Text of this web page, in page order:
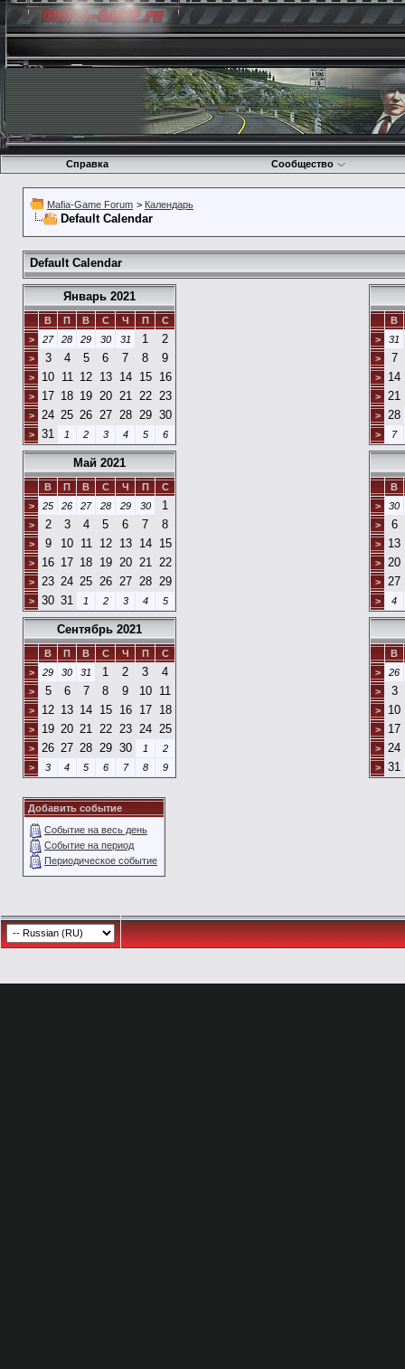
Справка Сообщество
Mafia-Game Forum > Календарь
Default Calendar
Default Calendar
Январь 2021
В П В С Ч П
С
>
27 28 29 30 31 1 2
> 3 4 5 6 7 8 9
> 10 11 12 13 14 15 16
> 17 18 19 20 21 22 23
> 24 25 26 27 28 29 30
> 31 1 2 3 4 5 6
В
>
31
>
7
> 14
> 21
> 28
> 7
Май 2021
В П В С Ч П
С
>
25 26 27 28 29 30 1
> 2 3 4 5 6 7 8
> 9 10 11 12 13 14 15
> 16 17 18 19 20 21 22
> 23 24 25 26 27 28 29
> 30 31 1 2 3 4 5
В
>
30
>
6
> 13
> 20
> 27
> 4
Сентябрь 2021
В П В С Ч П
С
>
29 30 31 1 2 3 4
> 5 6 7 8 9 10 11
> 12 13 14 15 16 17 18
> 19 20 21 22 23 24 25
> 26 27 28 29 30 1
2
>
3 4 5 6 7 8 9
В
>
26
>
3
> 10
> 17
> 24
> 31
Добавить событие
Событие на весь день
Событие на период
Периодическое событие